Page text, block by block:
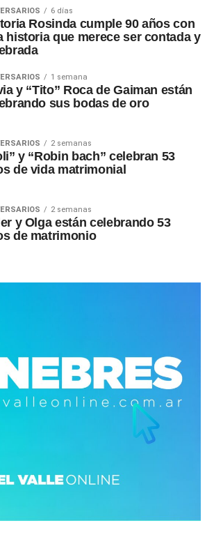
6 días
Rosinda cumple 90 años con
historia que merece ser contada y
1 semana
y “Tito” Roca de Gaiman están
sus bodas de oro
2 semanas
y “Robin bach” celebran 53
de vida matrimonial
2 semanas
y Olga están celebrando 53
de matrimonio